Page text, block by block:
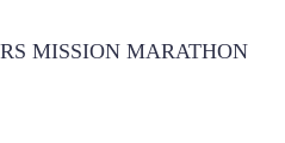
MISSION MARATHON